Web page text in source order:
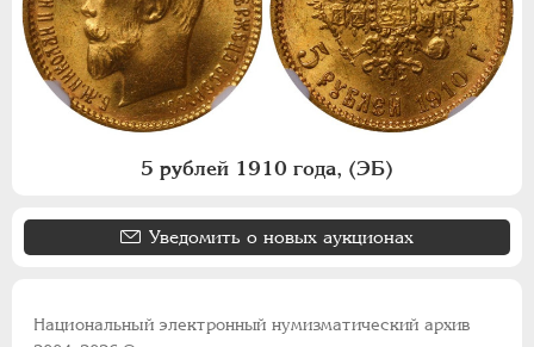
5 рублей 1910 года, (ЭБ)
Уведомить о новых аукционах
Национальный электронный нумизматический архив